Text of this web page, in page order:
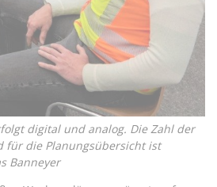
digital und analog. Die Zahl der
für die Planungsübersicht ist
Banneyer